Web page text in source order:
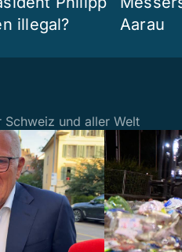
illegal?
Aarau
und aller Welt